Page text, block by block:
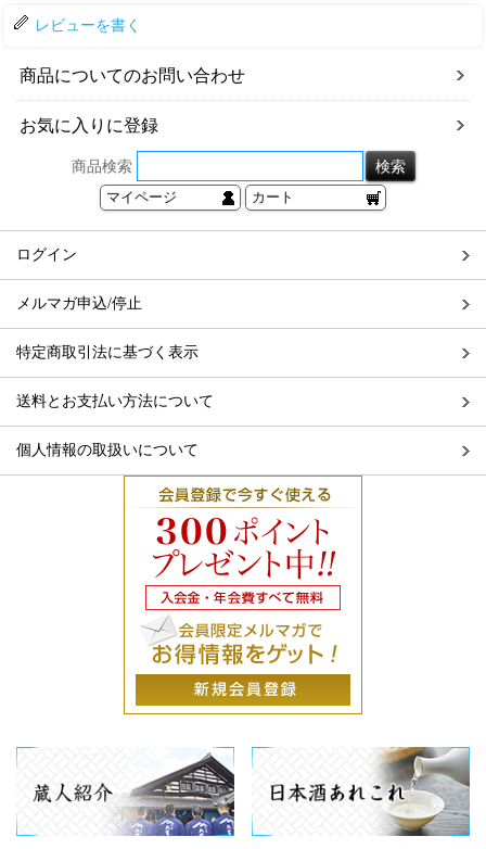
レビューを書く
商品についてのお問い合わせ
お気に入りに登録
商品検索
マイページ カート
ログイン
メルマガ申込/停止
特定商取引法に基づく表示
送料とお支払い方法について
個人情報の取扱いについて